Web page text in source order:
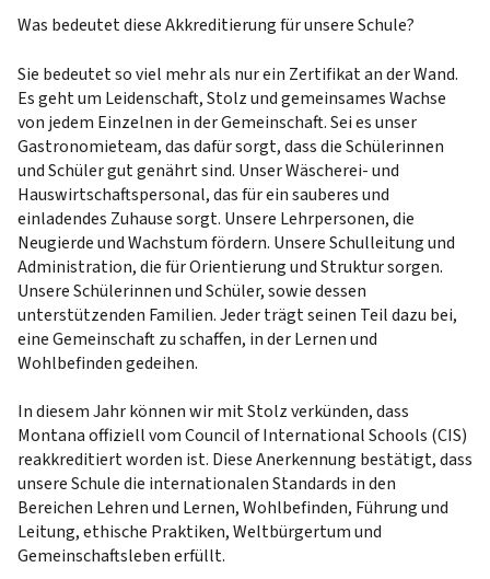
Was bedeutet diese Akkreditierung für unsere Schule?
Sie bedeutet so viel mehr als nur ein Zertifikat an der Wand.
Es geht um Leidenschaft, Stolz und gemeinsames Wachse
von jedem Einzelnen in der Gemeinschaft. Sei es unser
Gastronomieteam, das dafür sorgt, dass die Schülerinnen
und Schüler gut genährt sind. Unser Wäscherei- und
Hauswirtschaftspersonal, das für ein sauberes und
einladendes Zuhause sorgt. Unsere Lehrpersonen, die
Neugierde und Wachstum fördern. Unsere Schulleitung und
Administration, die für Orientierung und Struktur sorgen.
Unsere Schülerinnen und Schüler, sowie dessen
unterstützenden Familien. Jeder trägt seinen Teil dazu bei,
eine Gemeinschaft zu schaffen, in der Lernen und
Wohlbefinden gedeihen.
In diesem Jahr können wir mit Stolz verkünden, dass
Montana offiziell vom Council of International Schools (CIS)
reakkreditiert worden ist. Diese Anerkennung bestätigt, dass
unsere Schule die internationalen Standards in den
Bereichen Lehren und Lernen, Wohlbefinden, Führung und
Leitung, ethische Praktiken, Weltbürgertum und
Gemeinschaftsleben erfüllt.